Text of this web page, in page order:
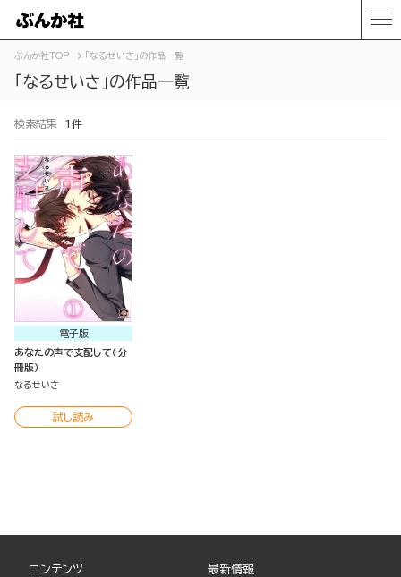
ぶんか社TOP 「なるせいさ」の作品一覧
「なるせいさ」の作品一覧
検索結果 1件
電子版
あなたの声で支配して（分
冊版）
なるせいさ
試し読み
コンテンツ 最新情報